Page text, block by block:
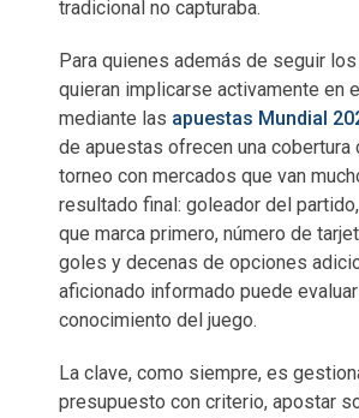
tradicional no capturaba.
Para quienes además de seguir
quieran implicarse activamente en
mediante las apuestas Mundial
de apuestas ofrecen una cobertura
torneo con mercados que van
resultado final: goleador del
que marca primero, número de
goles y decenas de opciones
aficionado informado puede
conocimiento del juego.
La clave, como siempre, es
presupuesto con criterio, apostar